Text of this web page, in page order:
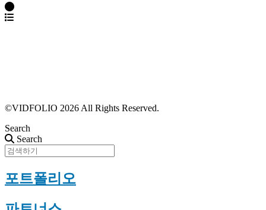
©VIDFOLIO 2026 All Rights Reserved.
Search
Search
포트폴리오